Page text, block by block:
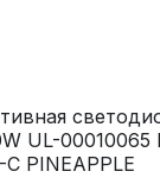
UL-00010065
PINEAPPLE